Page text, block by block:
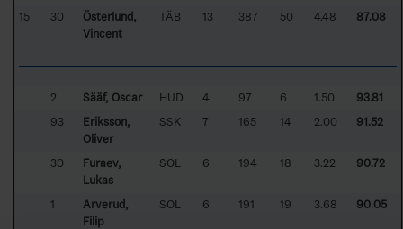
15 30
Österlund,
Vincent
TÄB 13 387 50 4.48 87.08
2 Sääf, Oscar HUD 4 97 6 1.50
93.81
93
Eriksson,
Oliver
SSK 7 165 14 2.00 91.52
30
Furaev,
Lukas
SOL 6 194 18 3.22 90.72
1
Arverud,
Filip
SOL 6 191 19 3.68 90.05